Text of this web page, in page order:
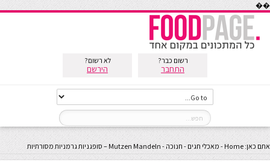
��
רשום כבר?
התחבר
לא רשום?
הירשם
אתם כאן: Home
- מאכלי חגים - חנוכה - Mutzen Mandeln – סופגניות גרמניות מסורתיות